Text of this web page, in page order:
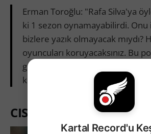
Erman Toroğlu: "Rafa Silva'ya
ki 1 sezon oynamayabilirdi.
bizlere yazık olmayacak mıydı?
oyuncuları koruyacaksınız. Bu
göreceksiniz! Allah'tan bacağı
kırılmadı."
CISTAK CISTAK: CİRO
Kartal Record'u